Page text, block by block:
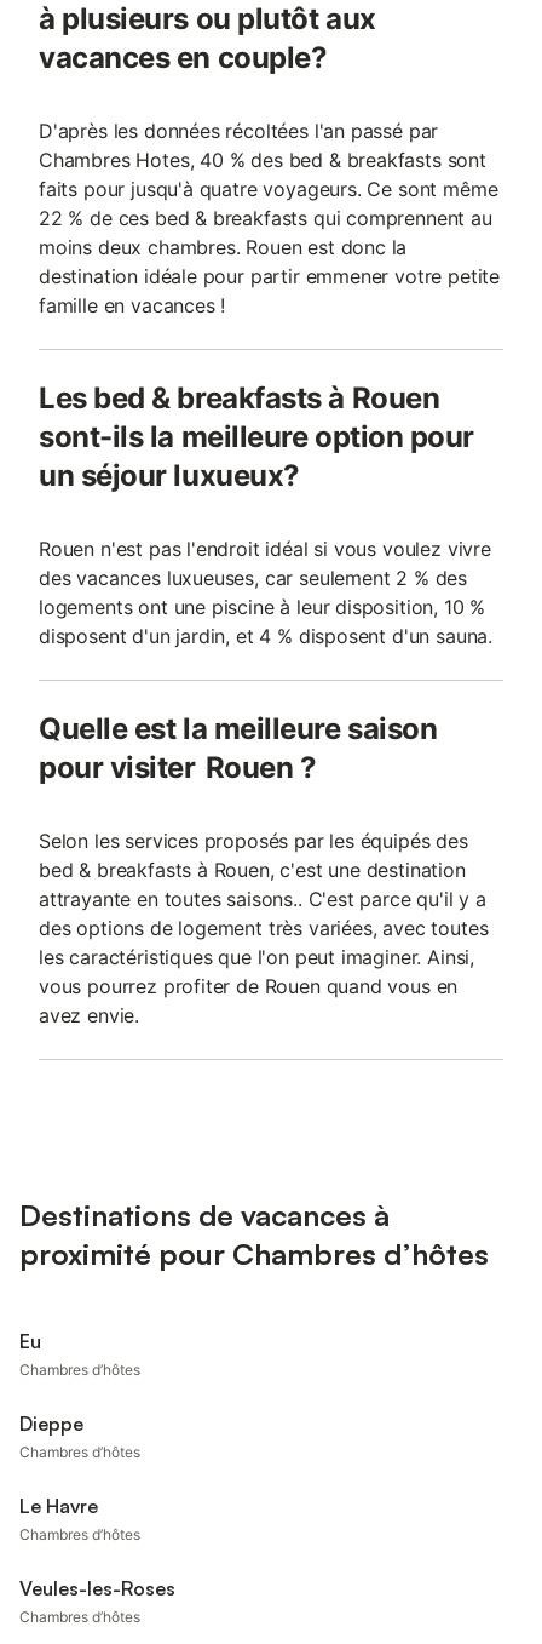
à plusieurs ou plutôt aux
vacances en couple?
D'après les données récoltées l'an passé par
Chambres Hotes, 40 % des bed & breakfasts sont
faits pour jusqu'à quatre voyageurs. Ce sont même
22 % de ces bed & breakfasts qui comprennent au
moins deux chambres. Rouen est donc la
destination idéale pour partir emmener votre petite
famille en vacances !
Les bed & breakfasts à Rouen
sont-ils la meilleure option pour
un séjour luxueux?
Rouen n'est pas l'endroit idéal si vous voulez vivre
des vacances luxueuses, car seulement 2 % des
logements ont une piscine à leur disposition, 10 %
disposent d'un jardin, et 4 % disposent d'un sauna.
Quelle est la meilleure saison
pour visiter Rouen ?
Selon les services proposés par les équipés des
bed & breakfasts à Rouen, c'est une destination
attrayante en toutes saisons.. C'est parce qu'il y a
des options de logement très variées, avec toutes
les caractéristiques que l'on peut imaginer. Ainsi,
vous pourrez profiter de Rouen quand vous en
avez envie.
Destinations de vacances à
proximité pour Chambres d’hôtes
Eu
Chambres d’hôtes
Dieppe
Chambres d’hôtes
Le Havre
Chambres d’hôtes
Veules-les-Roses
Chambres d’hôtes